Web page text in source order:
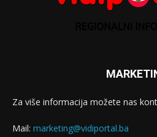
Za više informacija možete nas
Mail: marketing@vidiportal.ba